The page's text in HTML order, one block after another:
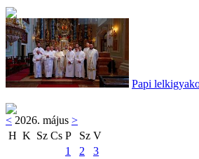
Papi
< 2026. május >
H K Sz Cs P Sz V
1
2
3